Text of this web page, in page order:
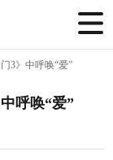
3》中呼唤“爱”
呼唤“爱”